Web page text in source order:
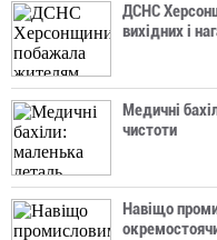
ДСНС
вихідних і
Медичні
чистоти
Навіщо